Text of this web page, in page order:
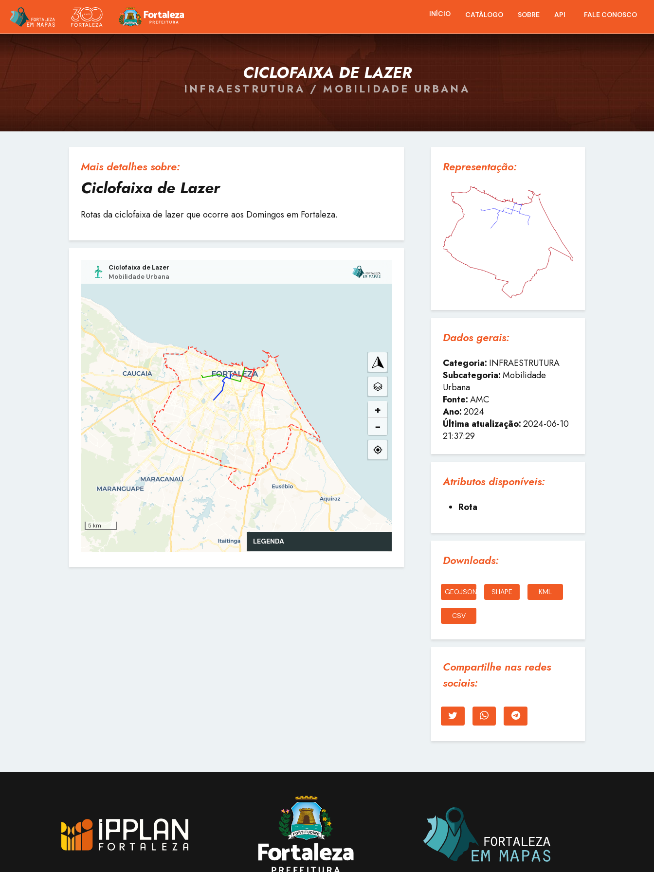
INÍCIO CATÁLOGO SOBRE API FALE CONOSCO
CICLOFAIXA DE LAZER
INFRAESTRUTURA / MOBILIDADE URBANA
Mais detalhes sobre:
Ciclofaixa de Lazer
Rotas da ciclofaixa de lazer que ocorre aos Domingos em Fortaleza.
Representação:
Dados gerais:
Categoria: INFRAESTRUTURA
Subcategoria:Mobilidade
Urbana
Fonte:AMC
Ano:2024
Última atualização:2024-06-10
21:37:29
Atributos disponíveis:
Rota
Downloads:
GEOJSON SHAPE KML
CSV
Compartilhe nas redes
sociais: